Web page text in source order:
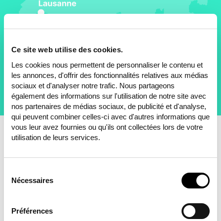
Ce site web utilise des cookies.
Les cookies nous permettent de personnaliser le contenu et
les annonces, d'offrir des fonctionnalités relatives aux médias
sociaux et d'analyser notre trafic. Nous partageons
également des informations sur l'utilisation de notre site avec
nos partenaires de médias sociaux, de publicité et d'analyse,
qui peuvent combiner celles-ci avec d'autres informations que
vous leur avez fournies ou qu'ils ont collectées lors de votre
utilisation de leurs services.
Nécessaires
Préférences
Contactez-nous
Philosophie
l’emporte.